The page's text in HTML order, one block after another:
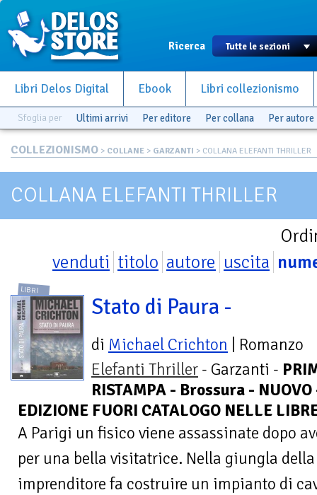
Ricerca
Libri Delos Digital Ebook Libri collezionismo
Sfoglia per Ultimi arrivi Per editore Per collana Per autore
COLLEZIONISMO > COLLANE > GARZANTI > COLLANA ELEFANTI THRILLER
COLLANA ELEFANTI THRILLER
venduti titolo autore uscita
LIBRI
Stato di Paura -
di Michael Crichton | Romanzo
Elefanti Thriller - Garzanti -
RISTAMPA - Brossura - NUOVO
EDIZIONE FUORI CATALOGO NELLE
A Parigi un fisico viene assassinate dopo
per una bella visitatrice. Nella giungla
imprenditore fa costruire un impianto di